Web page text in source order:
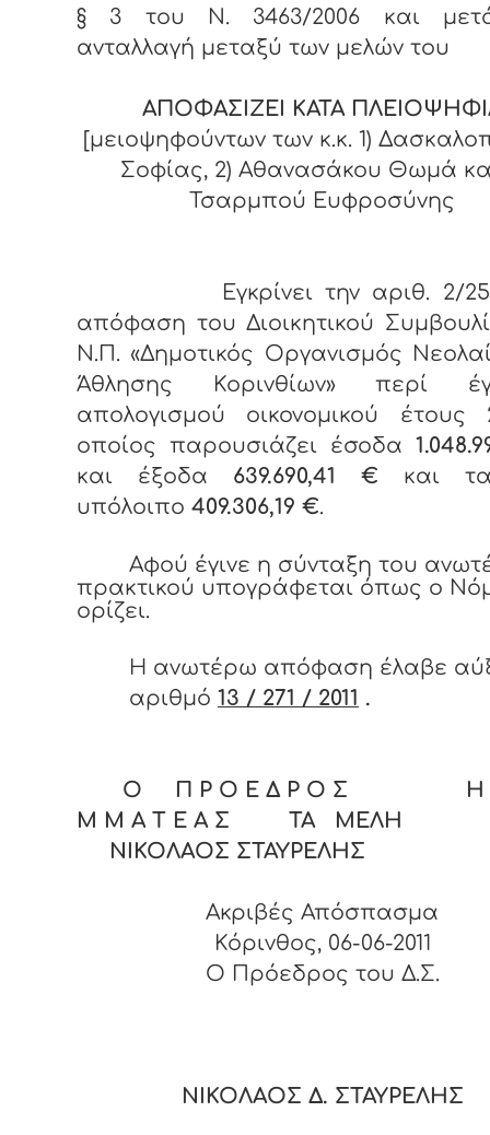
§ 3 του Ν. 3463/2006 και
ανταλλαγή μεταξύ των μελών του
ΑΠΟΦΑΣΙΖΕΙ ΚΑΤΑ
[μειοψηφούντων των κ.κ. 1)
Σοφίας, 2) Αθανασάκου Θωμά
Τσαρμπού Ευφροσύνης
Εγκρίνει την αριθ. 2/25-
απόφαση του Διοικητικού
Ν.Π. «Δημοτικός Οργανισμός
Άθλησης Κορινθίων» περί
απολογισμού οικονομικού έτους
οποίος παρουσιάζει έσοδα
και έξοδα 639.690,41 € και
υπόλοιπο 409.306,19 €.
Αφού έγινε η σύνταξη του
πρακτικού υπογράφεται όπως ο
ορίζει.
Η ανωτέρω απόφαση έλαβε
αριθμό 13 / 271 / 2011 .
Ο Π Ρ Ο Ε Δ Ρ Ο Σ Η Γ
Μ Μ Α Τ Ε Α Σ ΤΑ ΜΕΛΗ
ΝΙΚΟΛΑΟΣ ΣΤΑΥΡΕΛΗΣ
Ακριβές Απόσπασμα
Κόρινθος, 06-06-2011
O Πρόεδρος του Δ.Σ.
ΝΙΚΟΛΑΟΣ Δ. ΣΤΑΥΡΕΛΗΣ